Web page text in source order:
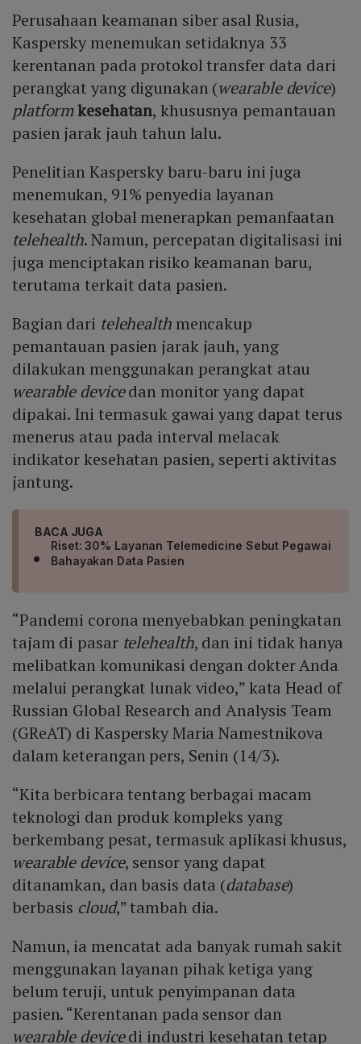
Perusahaan keamanan siber asal Rusia,
Kaspersky menemukan setidaknya 33
kerentanan pada protokol transfer data dari
perangkat yang digunakan (wearable device)
platformkesehatan, khususnya pemantauan
pasien jarak jauh tahun lalu.
Penelitian Kaspersky baru-baru ini juga
menemukan, 91% penyedia layanan
kesehatan global menerapkan pemanfaatan
telehealth. Namun, percepatan digitalisasi ini
juga menciptakan risiko keamanan baru,
terutama terkait data pasien.
Bagian dari telehealthmencakup
pemantauan pasien jarak jauh, yang
dilakukan menggunakan perangkat atau
wearable devicedan monitor yang dapat
dipakai. Ini termasuk gawai yang dapat terus
menerus atau pada interval melacak
indikator kesehatan pasien, seperti aktivitas
jantung.
BACA JUGA
Riset: 30% Layanan Telemedicine Sebut Pegawai
Bahayakan Data Pasien
“Pandemi corona menyebabkan peningkatan
tajam di pasar telehealth, dan ini tidak hanya
melibatkan komunikasi dengan dokter Anda
melalui perangkat lunak video,” kata Head of
Russian Global Research and Analysis Team
(GReAT) di Kaspersky Maria Namestnikova
dalam keterangan pers, Senin (14/3).
“Kita berbicara tentang berbagai macam
teknologi dan produk kompleks yang
berkembang pesat, termasuk aplikasi khusus,
wearable device, sensor yang dapat
ditanamkan, dan basis data (database)
berbasis cloud,” tambah dia.
Namun, ia mencatat ada banyak rumah sakit
menggunakan layanan pihak ketiga yang
belum teruji, untuk penyimpanan data
pasien. “Kerentanan pada sensor dan
wearable devicedi industri kesehatan tetap